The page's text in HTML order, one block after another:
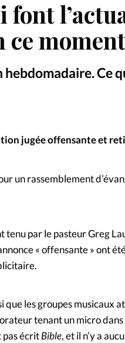
Faire un
font
ce moment
hebdomadaire. Ce
jugée offensante et
un rassemblement
tenu par le pasteur Greg
« offensante » ont
que les groupes musicaux
tenant un micro
pas écritBible, et il n’y a